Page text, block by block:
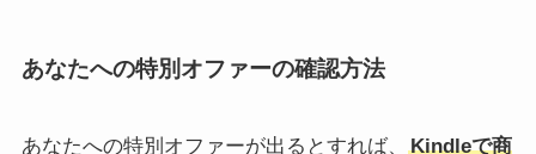
あなたへの特別オファーの確認方法
あなたへの特別オファーが出るとすれば、
Kindleで商